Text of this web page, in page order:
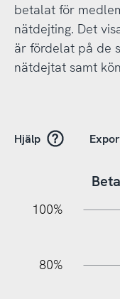
betalat för
nätdejting. Det
är fördelat på de
nätdejtat samt
Hjälp
100%
80%